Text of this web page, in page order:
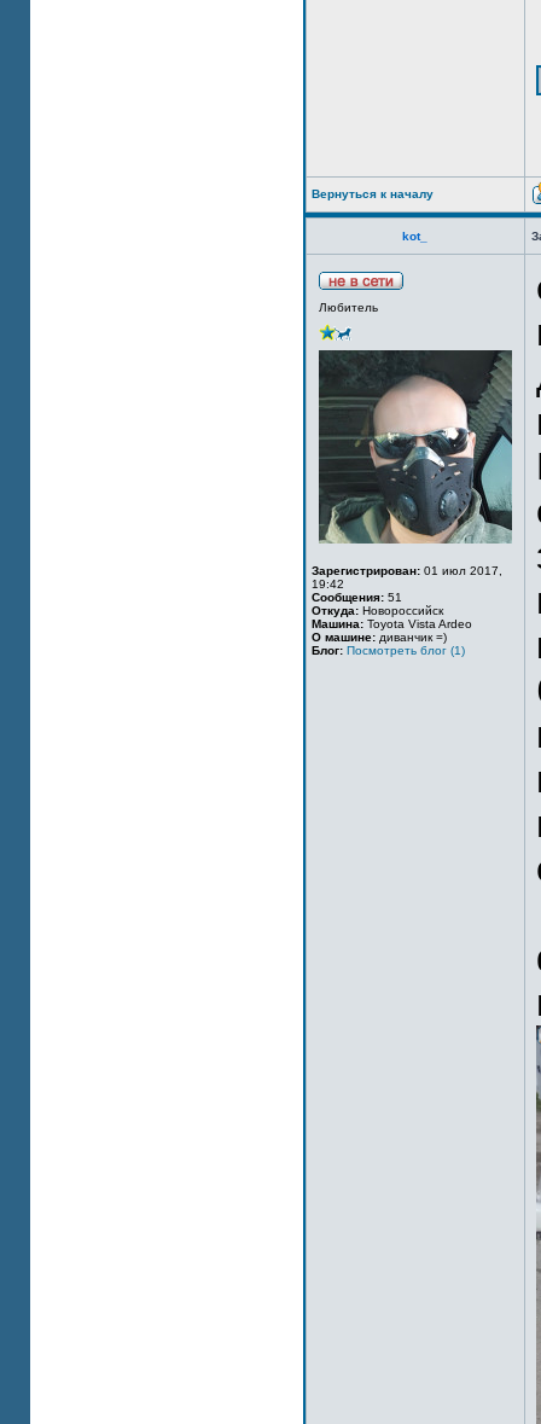
Вернуться к началу
kot_
Любитель
Зарегистрирован: 01 июл 2017,
19:42
Сообщения: 51
Откуда: Новороссийск
Машина: Toyota Vista Ardeo
О машине: диванчик =)
Блог: Посмотреть блог (1)